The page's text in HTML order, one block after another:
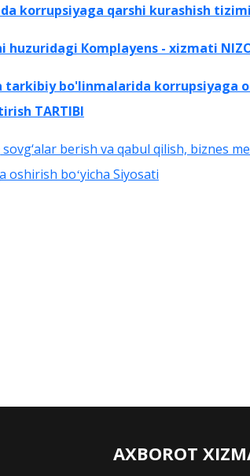
korrupsiyaga qarshi kurashish
Коmрlауеns - xizmati
tarkibiy bo'linmalarida korrupsiyaga
TARTIBI
berish va qabul qilish, biznes
boʻyicha Siyosati
AXBOROT